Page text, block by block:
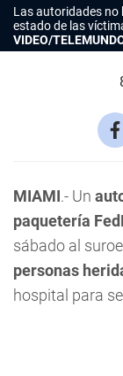
Las autoridades no
estado de las
VIDEO/
MIAMI.- Un
paquetería
sábado al
personas
hospital para